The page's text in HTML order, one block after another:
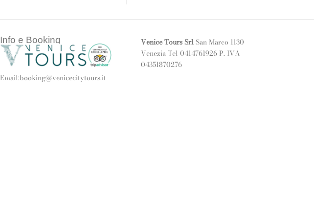
Info e Booking
Email:booking@venicecitytours.it
Venice Tours SrlSan Marco 1130
Venezia Tel 0414761926 P. IVA
04351870276